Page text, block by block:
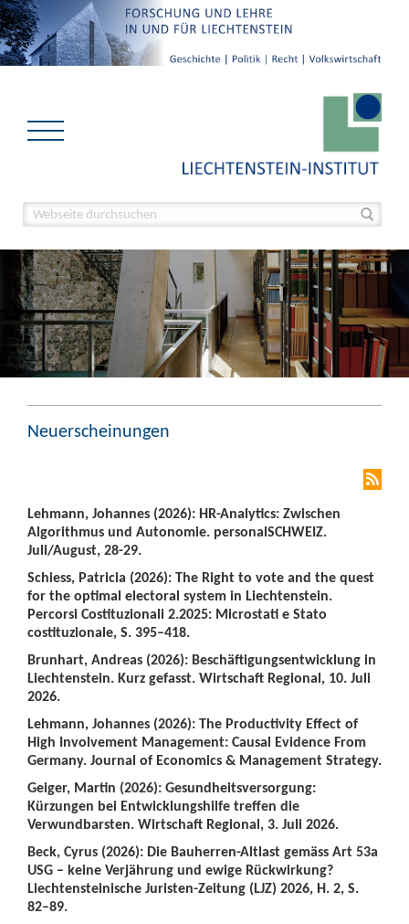
Neuerscheinungen
Lehmann, Johannes (2026): HR-Analytics: Zwischen
Algorithmus und Autonomie. personalSCHWEIZ.
Juli/August, 28-29.
Schiess, Patricia (2026): The Right to vote and the quest
for the optimal electoral system in Liechtenstein.
Percorsi Costituzionali 2.2025: Microstati e Stato
costituzionale, S. 395–418.
Brunhart, Andreas (2026): Beschäftigungsentwicklung in
Liechtenstein. Kurz gefasst. Wirtschaft Regional, 10. Juli
2026.
Lehmann, Johannes (2026): The Productivity Effect of
High Involvement Management: Causal Evidence From
Germany. Journal of Economics & Management Strategy.
Geiger, Martin (2026): Gesundheitsversorgung:
Kürzungen bei Entwicklungshilfe treffen die
Verwundbarsten. Wirtschaft Regional, 3. Juli 2026.
Beck, Cyrus (2026): Die Bauherren-Altlast gemäss Art 53a
USG – keine Verjährung und ewige Rückwirkung?
Liechtensteinische Juristen-Zeitung (LJZ) 2026, H. 2, S.
82–89.